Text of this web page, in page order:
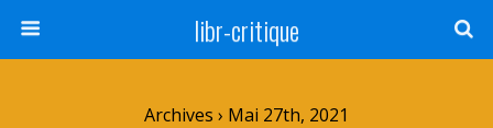
libr-critique
Archives › Mai 27th, 2021